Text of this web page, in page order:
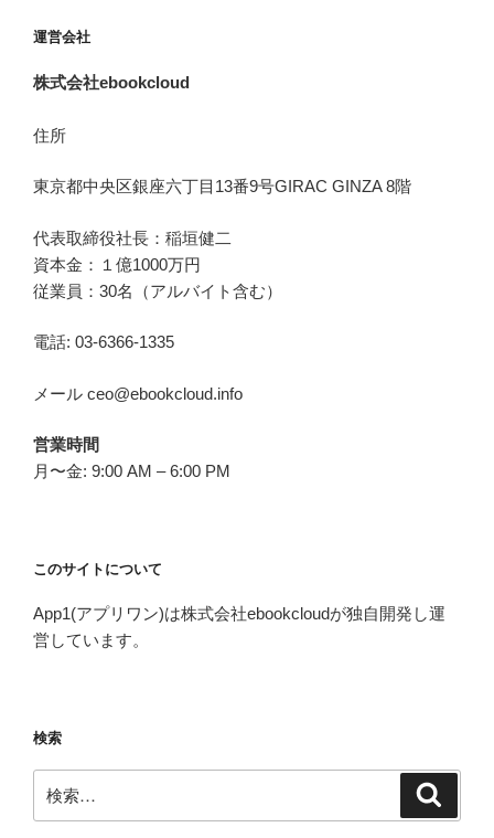
運営会社
株式会社ebookcloud
住所
東京都中央区銀座六丁目 13番9号GIRAC GINZA 8階
代表取締役社長：稲垣健二
資本金：１億1000万円
従業員：30名（アルバイト含む）
電話: 03-6366-1335
メール ceo@ebookcloud.info
営業時間
月〜金: 9:00 AM – 6:00 PM
このサイトについて
App1(アプリワン)は株式会社ebookcloudが独自開発し運
営しています。
検索
索: